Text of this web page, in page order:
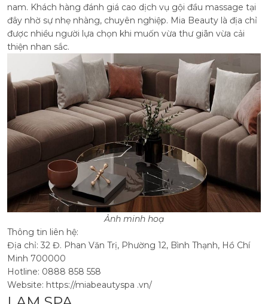
nam. Khách hàng đánh giá cao dịch vụ gội đầu massage tại
đây nhờ sự nhẹ nhàng, chuyên nghiệp. Mia Beauty là địa chỉ
được nhiều người lựa chọn khi muốn vừa thư giãn vừa cải
thiện nhan sắc.
Ảnh minh hoạ
Thông tin liên hệ:
Địa chỉ: 32 Đ. Phan Văn Trị, Phường 12, Bình Thạnh, Hồ Chí
Minh 700000
Hotline: 0888 858 558
Website: https://miabeautyspa .vn/